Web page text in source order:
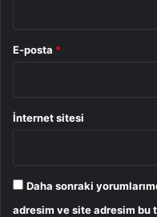
E-posta *
İnternet sitesi
Daha sonraki
adresim ve site adresim bu